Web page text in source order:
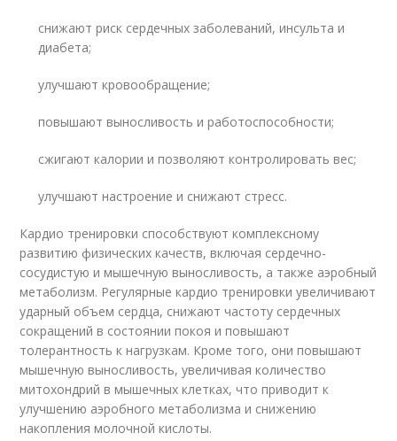
снижают риск сердечных заболеваний, инсульта и
диабета;
улучшают кровообращение;
повышают выносливость и работоспособности;
сжигают калории и позволяют контролировать вес;
улучшают настроение и снижают стресс.
Кардио тренировки способствуют комплексному
развитию физических качеств, включая сердечно-
сосудистую и мышечную выносливость, а также аэробный
метаболизм. Регулярные кардио тренировки увеличивают
ударный объем сердца, снижают частоту сердечных
сокращений в состоянии покоя и повышают
толерантность к нагрузкам. Кроме того, они повышают
мышечную выносливость, увеличивая количество
митохондрий в мышечных клетках, что приводит к
улучшению аэробного метаболизма и снижению
накопления молочной кислоты.